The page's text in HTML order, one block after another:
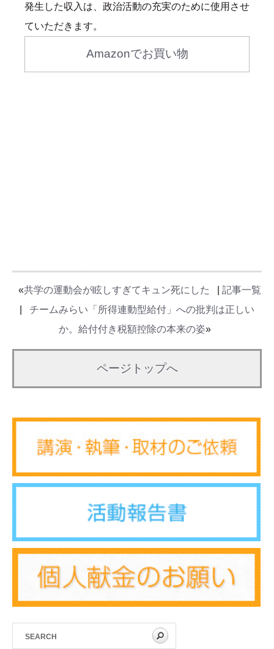
発生した収入は、政治活動の充実のために使用させ
ていただきます。
Amazonでお買い物
«共学の運動会が眩しすぎてキュン死にした
記事一覧
チームみらい「所得連動型給付」への批判は正しい
か。給付付き税額控除の本来の姿»
ページトップへ